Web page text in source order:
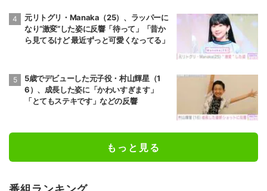
元リトグリ・Manaka（25）、ラッパーに
なり“激変”した姿に反響「待って」「昔か
ら見てるけど 最近ずっと可愛くなってる」
5歳でデビューした元子役・村山輝星（1
6）、成長した姿に「かわいすぎます」
「とてもステキです」などの反響
もっと見る